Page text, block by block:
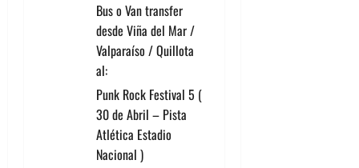
Bus o Van transfer
desde Viña del Mar /
Valparaíso / Quillota
al:
Punk Rock Festival 5 (
30 de Abril – Pista
Atlética Estadio
Nacional )